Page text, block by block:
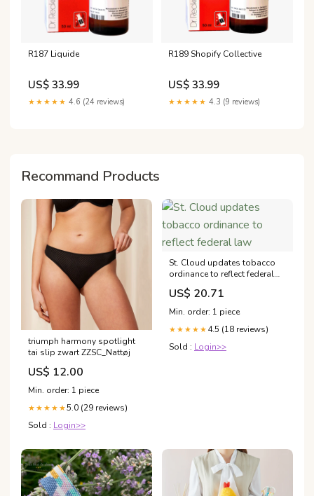
R187 Liquide
US$ 33.99
★★★★★ 4.6 (24 reviews)
R189 Shopify Collective
US$ 33.99
★★★★★ 4.3 (9 reviews)
Recommand Products
triumph harmony spotlight
tai slip zwart ZZSC_Nattøj
US$ 12.00
Min. order: 1 piece
★★★★★5.0 (29 reviews)
Sold : Login>>
St. Cloud updates tobacco
ordinance to reflect federal
US$ 20.71
Min. order: 1 piece
★★★★★ 4.5 (18 reviews)
Sold : Login>>